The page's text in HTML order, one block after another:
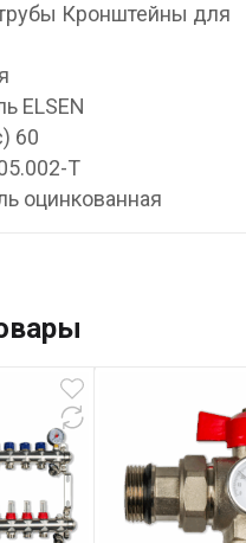
Кронштейны для
ELSEN
60
T
оцинкованная